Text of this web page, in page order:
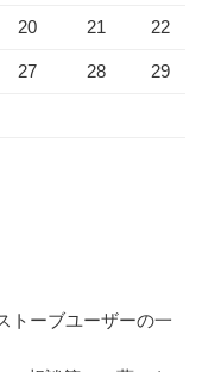
20 21 22
27 28 29
トーブユーザーの一